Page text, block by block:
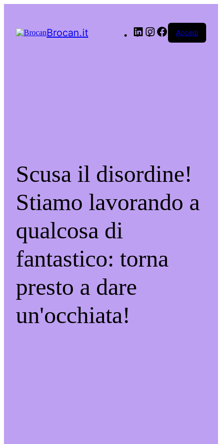
Brocan.it LinkedInInstagram
Facebook
Accedi
Scusa il disordine!
Stiamo lavorando a
qualcosa di
fantastico: torna
presto a dare
un'occhiata!